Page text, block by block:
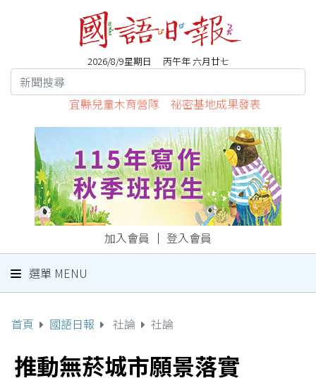
2026/8/9星期日 丙午年 六月廿七
宜縣兒童木育營隊 祕密基地成果發表
加入會員 ｜ 登入會員
選單 MENU
首頁 國語日報 社論 社論
推動無菸城市願景落實